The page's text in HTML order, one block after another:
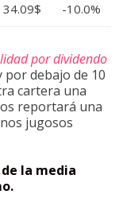
34.09$ -10.0%
por dividendo
por debajo de 10
cartera una
reportará una
jugosos
la media